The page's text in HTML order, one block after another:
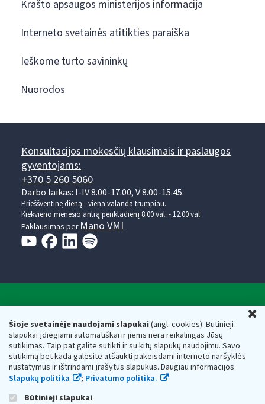
Šioje svetainėje naudojami slapukai(angl. cookies). Būtinieji
slapukai įdiegiami automatiškai ir jiems nėra reikalingas Jūsų
sutikimas. Taip pat galite sutikti ir su kitų slapukų naudojimu. Savo
sutikimą bet kada galėsite atšaukti pakeisdami interneto naršyklės
nustatymus ir ištrindami įrašytus slapukus. Daugiau informacijos
Slapukų politika
; Privatumo politika.
Būtinieji slapukai
Krašto apsaugos ministerijos informacija
Interneto svetainės atitikties paraiška
Ieškome turto savininkų
Nuorodos
Konsultacijos mokesčių klausimais ir paslaugos
gyventojams:
+370 5 260 5060
Darbo laikas: I-IV 8.00-17.00, V 8.00-15.45.
Prieššventinę dieną - viena valanda trumpiau.
Kiekvieno mėnesio antrą penktadienį 8.00 val. - 12.00 val.
Paklausimas per Mano VMI
Respublikos finansų ministerijos
Biudžetinė įstaiga. Juridinio asmens kodas — 188659752,
adresas: Vasario 16-osios g. 14, 01107 Vilnius, Lietuva, el.paštas:
vmi@vmi.lt, E. pristatymo dėžutės adresas 188659752
Duomenys apie Valstybinę mokesčių inspekciją prie Lietuvos
Respublikos finansų ministerijos kaupiami ir saugomi Juridinių